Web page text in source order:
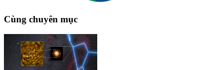
Cùng chuyên mục